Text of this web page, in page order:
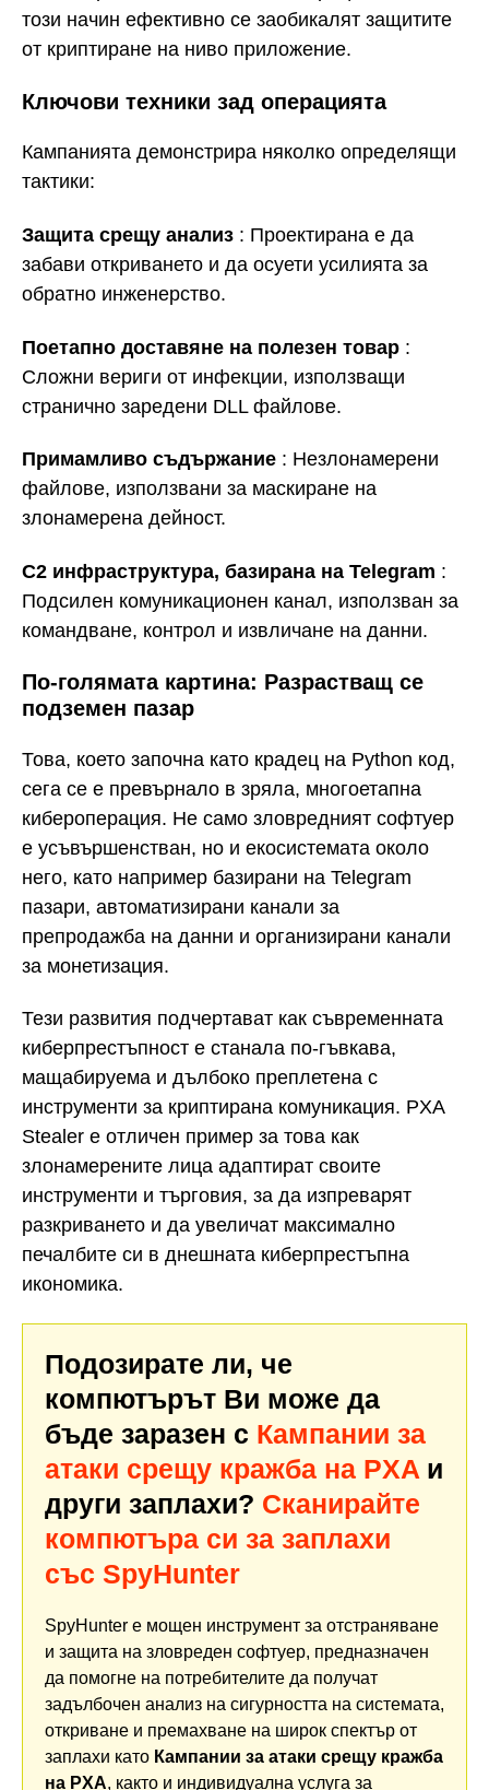
този начин ефективно се заобикалят защитите
от криптиране на ниво приложение.
Ключови техники зад операцията
Кампанията демонстрира няколко определящи
тактики:
Защита срещу анализ : Проектирана е да
забави откриването и да осуети усилията за
обратно инженерство.
Поетапно доставяне на полезен товар :
Сложни вериги от инфекции, използващи
странично заредени DLL файлове.
Примамливо съдържание : Незлонамерени
файлове, използвани за маскиране на
злонамерена дейност.
C2 инфраструктура, базирана на Telegram :
Подсилен комуникационен канал, използван за
командване, контрол и извличане на данни.
По-голямата картина: Разрастващ се
подземен пазар
Това, което започна като крадец на Python код,
сега се е превърнало в зряла, многоетапна
кибероперация. Не само зловредният софтуер
е усъвършенстван, но и екосистемата около
него, като например базирани на Telegram
пазари, автоматизирани канали за
препродажба на данни и организирани канали
за монетизация.
Тези развития подчертават как съвременната
киберпрестъпност е станала по-гъвкава,
мащабируема и дълбоко преплетена с
инструменти за криптирана комуникация. PXA
Stealer е отличен пример за това как
злонамерените лица адаптират своите
инструменти и търговия, за да изпреварят
разкриването и да увеличат максимално
печалбите си в днешната киберпрестъпна
икономика.
Подозирате ли, че
компютърът Ви може да
бъде заразен с Кампании за
атаки срещу кражба на PXA и
други заплахи? Сканирайте
компютъра си за заплахи
със SpyHunter
SpyHunter е мощен инструмент за отстраняване
и защита на зловреден софтуер, предназначен
да помогне на потребителите да получат
задълбочен анализ на сигурността на системата,
откриване и премахване на широк спектър от
заплахи като Кампании за атаки срещу кражба
на PXA, както и индивидуална услуга за